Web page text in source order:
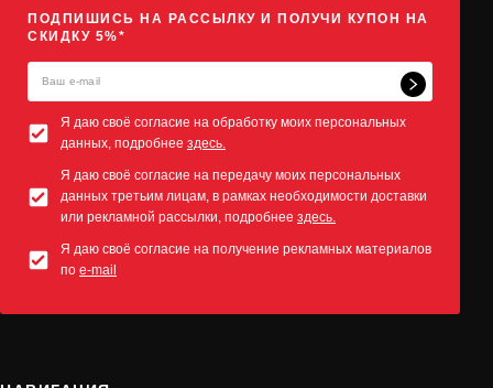
ПОДПИШИСЬ НА РАССЫЛКУ И ПОЛУЧИ КУПОН НА
СКИДКУ 5%*
Я даю своё согласие на обработку моих персональных
данных, подробнее здесь.
Я даю своё согласие на передачу моих персональных
данных третьим лицам, в рамках необходимости доставки
или рекламной рассылки, подробнее здесь.
Я даю своё согласие на получение рекламных материалов
по e-mail